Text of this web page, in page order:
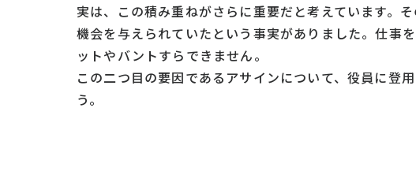
実は、この積み重ねがさらに重要だと考えています。
機会を与えられていたという事実がありました。仕事
ットやバントすらできません。
この二つ目の要因であるアサインについて、役員に登
う。